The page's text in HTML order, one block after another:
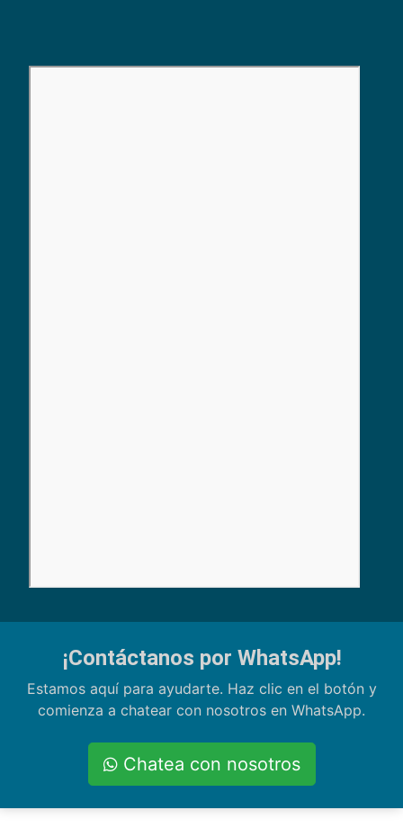
¡Contáctanos por WhatsApp!
Estamos aquí para ayudarte. Haz clic en el botón y
comienza a chatear con nosotros en WhatsApp.
Chatea con nosotros